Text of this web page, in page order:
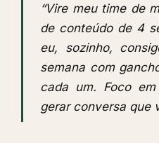
“Vire meu time de
de conteúdo de 4
eu, sozinho,
semana com
cada um. Foco
gerar conversa que